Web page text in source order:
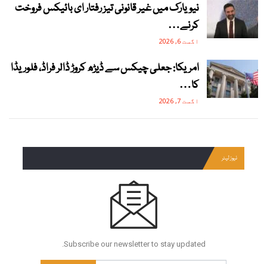
نیویارک میں غیر قانونی تیز رفتار ای بائیکس فروخت
کرنے…
اگست 6, 2026
امریکا: جعلی چیکس سے ڈیڑھ کروڑ ڈالر فراڈ، فلوریڈا
کا…
اگست 7, 2026
نیوز لیٹر
Subscribe our newsletter to stay updated.